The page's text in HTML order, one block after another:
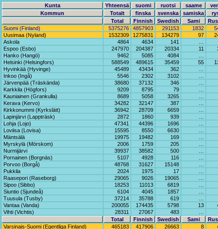
Kunta Yhteensä suomi ruotsi saame
Kommun
Totalt finska svenska samiska
Total
Finnish Swedish Sami
Suomi (Finland)
5375276 4857903 291153 1832
Uusimaa (Nyland)
1532309 1275831 134279 97
Askola
4864 4634 141
Espoo (Esbo)
247970 204387 20334 11
Hanko (Hangö)
9462 5085 4084
Helsinki (Helsingfors)
588549 489615 35459 55
Hyvinkää (Hyvinge)
45489 43434 362
Inkoo (Ingå)
5546 2302 3102
Järvenpää (Träskända)
38680 37132 346
Karkkila (Högfors)
9209 8795 79
Kauniainen (Grankulla)
8689 5058 3265
Kerava (Kervo)
34282 32147 387
Kirkkonummi (Kyrkslätt)
36942 28709 6659
Lapinjärvi (Lappträsk)
2872 1860 939
Lohja (Lojo)
47341 44396 1696
Loviisa (Lovisa)
15595 8550 6630
Mäntsälä
19975 19482 169
Myrskylä (Mörskom)
2006 1759 205
Nurmijärvi
39937 38582 500
Pornainen (Borgnäs)
5107 4928 116
Porvoo (Borgå)
48768 31627 15148
Pukkila
2024 1975 17
Raasepori (Raseborg)
29065 9026 19065
Sipoo (Sibbo)
18253 11013 6819
Siuntio (Sjundeå)
6104 4045 1857
Tuusula (Tusby)
37214 35788 619
Vantaa (Vanda)
200055 174435 5798 13
Vihti (Vichtis)
28311 27067 483
Total
Finnish Swedish Sami
Varsinais-Suomi (Egentliga Finland)
465183 417906 26663 8